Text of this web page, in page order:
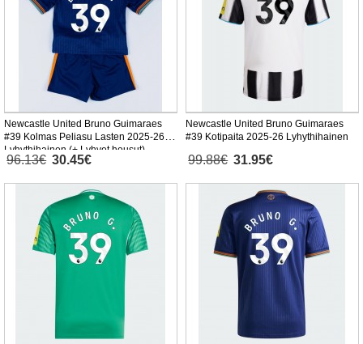
Newcastle United Bruno Guimaraes
#39 Kolmas Peliasu Lasten 2025-26
Lyhythihainen (+ Lyhyet housut)
96.13€ 30.45€
Newcastle United Bruno Guimaraes
#39 Kotipaita 2025-26 Lyhythihainen
99.88€ 31.95€